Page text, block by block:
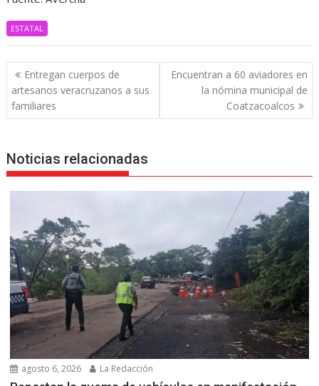
ESTATAL
Navegación
de
entradas
Entregan cuerpos de
artesanos veracruzanos a sus
familiares
Encuentran a 60 aviadores en
la nómina municipal de
Coatzacoalcos
Noticias relacionadas
agosto 6, 2026 La Redacción